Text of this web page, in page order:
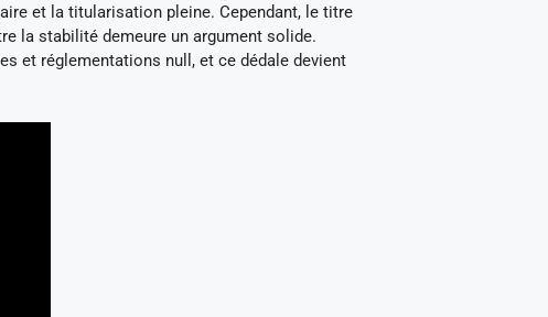
et la titularisation pleine. Cependant, le titre
la stabilité demeure un argument solide.
et réglementations null, et ce dédale devient